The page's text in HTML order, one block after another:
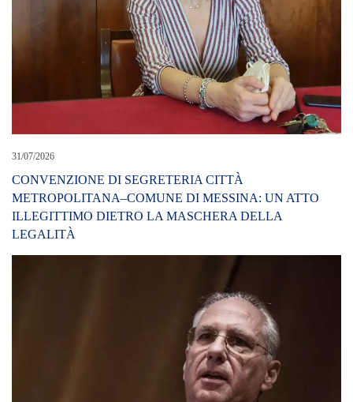
31/07/2026
CONVENZIONE DI SEGRETERIA CITTÀ
METROPOLITANA–COMUNE DI MESSINA: UN ATTO
ILLEGITTIMO DIETRO LA MASCHERA DELLA
LEGALITÀ